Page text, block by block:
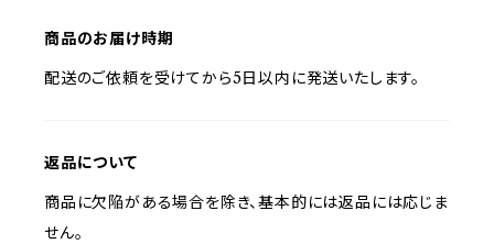
商品のお届け時期
配送のご依頼を受けてから5日以内に発送いたします。
返品について
商品に欠陥がある場合を除き、基本的には返品には応じま
せん。